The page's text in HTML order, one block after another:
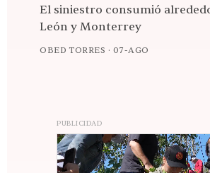
El siniestro consumió
León y Monterrey
OBED TORRES ·07-AGO
PUBLICIDAD